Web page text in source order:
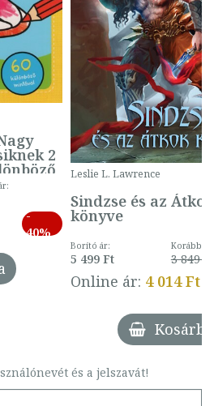
2
-
40%
Leslie L. Lawrence
Sindzse és az Átkok
könyve
Borító ár:
5 499 Ft
Korábbi
3 849 Ft
Online ár: 4 014 Ft
Kosárba
és a jelszavát!